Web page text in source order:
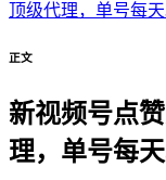
顶级代理，单号每天
正文
新视频号点
理，单号每天